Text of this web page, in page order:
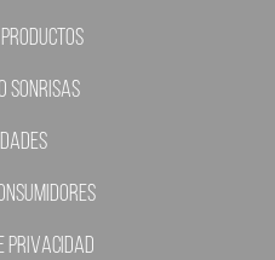
Sonrisas
Privacidad